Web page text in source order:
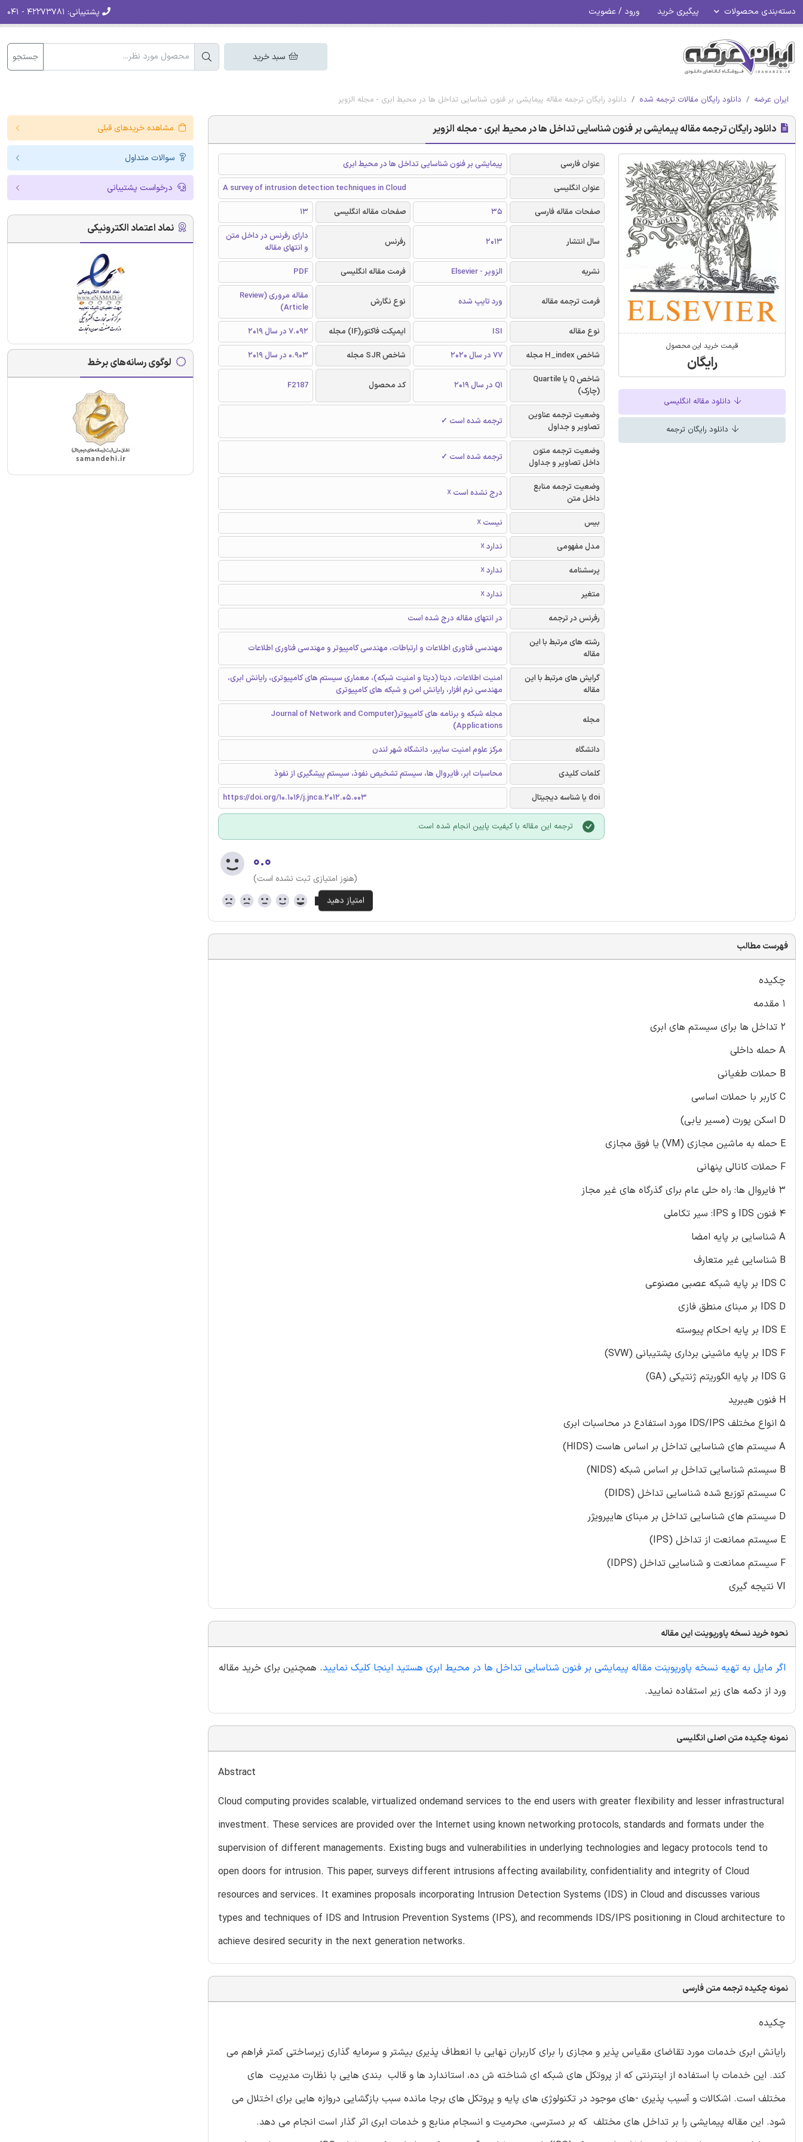
دسته‌بندی محصولات پیگیری خرید ورود / عضویت پشتیبانی:
سبد خرید جستجو
ایران عرضه دانلود رایگان مقالات ترجمه شده دانلود رایگان ترجمه مقاله پیمایشی بر فنون شناسایی تداخل ها در محیط ابری - مجله الزویر
دانلود رایگان ترجمه مقاله پیمایشی بر فنون شناسایی تداخل ها در محیط ابری - مجله الزویر
قیمت خرید این محصول
رایگان
دانلود مقاله انگلیسی
دانلود رایگان ترجمه
عنوان فارسی
پیمایشی بر فنون شناسایی تداخل ها در محیط ابری
عنوان انگلیسی
A survey of intrusion detection techniques in Cloud
صفحات مقاله فارسی
35 صفحات مقاله انگلیسی 13
سال انتشار 2013 رفرنس
دارای رفرنس در داخل متن
و انتهای مقاله
نشریه
الزویر - Elsevier فرمت مقاله انگلیسی PDF
فرمت ترجمه مقاله ورد تایپ شده نوع نگارش
مقاله مروری (Review
Article)
نوع مقاله
ISI ایمپکت فاکتور(IF) مجله
7.092 در سال 2019
شاخص H_index مجله
77 در سال 2020 شاخص SJR مجله
0.903 در سال 2019
شاخص Q یا Quartile
(چارک)
Q1 در سال 2019 کد محصول F2187
وضعیت ترجمه عناوین
تصاویر و جداول
ترجمه شده است ✓
وضعیت ترجمه متون
داخل تصاویر و جداول
ترجمه شده است ✓
وضعیت ترجمه منابع
داخل متن
درج نشده است ☓
بیس
نیست ☓
مدل مفهومی
ندارد ☓
پرسشنامه
ندارد ☓
متغیر
ندارد ☓
رفرنس در ترجمه
در انتهای مقاله درج شده است
رشته های مرتبط با این
مقاله
مهندسی فناوری اطلاعات و ارتباطات، مهندسی کامپیوتر و مهندسی فناوری اطلاعات
گرایش های مرتبط با این
مقاله
امنیت اطلاعات، دیتا (دیتا و امنیت شبکه)، معماری سیستم های کامپیوتری، رایانش ابری،
مهندسی نرم افزار، رایانش امن و شبکه های کامپیوتری
مجله
مجله شبکه و برنامه های کامپیوتر(Journal of Network and Computer
Applications)
دانشگاه
مرکز علوم امنیت سایبر، دانشگاه شهر لندن
کلمات کلیدی
محاسبات ابر، فایروال ها، سیستم تشخیص نفوذ، سیستم پیشگیری از نفوذ
doi یا شناسه دیجیتال
https://doi.org/10.1016/j.jnca.2012.05.003
ترجمه این مقاله با کیفیت پایین انجام شده است.
۰.۰
(هنوز امتیازی ثبت نشده است)
فهرست مطالب
چکیده
۱ مقدمه
۲ تداخل ها برای سیستم های ابری
A حمله داخلی
B حملات طغیانی
C کاربر با حملات اساسی
D اسکن پورت (مسیر یابی)
E حمله به ماشین مجازی (VM) یا فوق مجازی
F حملات کانالی پنهانی
۳ فایروال ها: راه حلی عام برای گذرگاه های غیر مجاز
۴ فنون IDS و IPS: سیر تکاملی
A شناسایی بر پایه امضا
B شناسایی غیر متعارف
IDS C بر پایه شبکه عصبی مصنوعی
IDS D بر مبنای منطق فازی
IDS E بر پایه احکام پیوسته
IDS F بر پایه ماشینی برداری پشتیبانی (SVW)
IDS G بر پایه الگوریتم ژنتیکی (GA)
H فنون هیبرید
۵ انواع مختلف IDS/IPS مورد استفادع در محاسبات ابری
A سیستم های شناسایی تداخل بر اساس هاست (HIDS)
B سیستم شناسایی تداخل بر اساس شبکه (NIDS)
C سیستم توزیع شده شناسایی تداخل (DIDS)
D سیستم های شناسایی تداخل بر مبنای هایپرویژر
E سیستم ممانعت از تداخل (IPS)
F سیستم ممانعت و شناسایی تداخل (IDPS)
VI نتیجه گیری
نحوه خرید نسخه پاورپوینت این مقاله
اگر مایل به تهیه نسخه پاورپوینت مقاله پیمایشی بر فنون شناسایی تداخل ها در محیط ابری هستید اینجا کلیک نمایید. همچنین برای خرید مقاله
ورد از دکمه های زیر استفاده نمایید.
نمونه چکیده متن اصلی انگلیسی
Abstract
Cloud computing provides scalable, virtualized ondemand services to the end users with greater flexibility and lesser infrastructural
investment. These services are provided over the Internet using known networking protocols, standards and formats under the
supervision of different managements. Existing bugs and vulnerabilities in underlying technologies and legacy protocols tend to
open doors for intrusion. This paper, surveys different intrusions affecting availability, confidentiality and integrity of Cloud
resources and services. It examines proposals incorporating Intrusion Detection Systems (IDS) in Cloud and discusses various
types and techniques of IDS and Intrusion Prevention Systems (IPS), and recommends IDS/IPS positioning in Cloud architecture to
achieve desired security in the next generation networks.
نمونه چکیده ترجمه متن فارسی
چکیده
رایانش ابری خدمات مورد تقاضای مقیاس پذیر و مجازی را برای کاربران نهایی با انعطاف پذیری بیشتر و سرمایه گذاری زیرساختی کمتر فراهم می
کند. این خدمات با استفاده از اینترنتی که از پروتکل های شبکه ای شناخته ش ده، استاندارد ها و قالب بندی هایی با نظارت مدیریت های
مختلف است. اشکالات و آسیب پذیری -های موجود در تکنولوژی های پایه و پروتکل های برجا مانده سبب بازگشایی دروازه هایی برای اختلال می
شود. این مقاله پیمایشی را بر تداخل های مختلف که بر دسترسی، محرمیت و انسجام منابع و خدمات ابری اثر گذار است انجام می دهد.
مشاهده خریدهای قبلی
سوالات متداول
درخواست پشتیبانی
نماد اعتماد الکترونیکی
لوگوی رسانه‌های برخط